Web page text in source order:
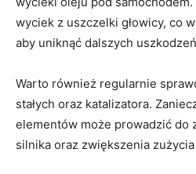
wyciek z uszczelki głowicy, co
‌aby uniknąć dalszych
Warto również regularnie
stałych oraz katalizatora.
elementów ‍może prowadzić ​do
silnika oraz‍ zwiększenia